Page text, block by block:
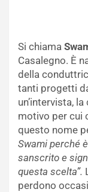
Si chiama
Casalegno. È
della
tanti progetti
un’intervista,
motivo per cui
questo nome
Swami perché
sanscrito e
questa scelta”.
perdono